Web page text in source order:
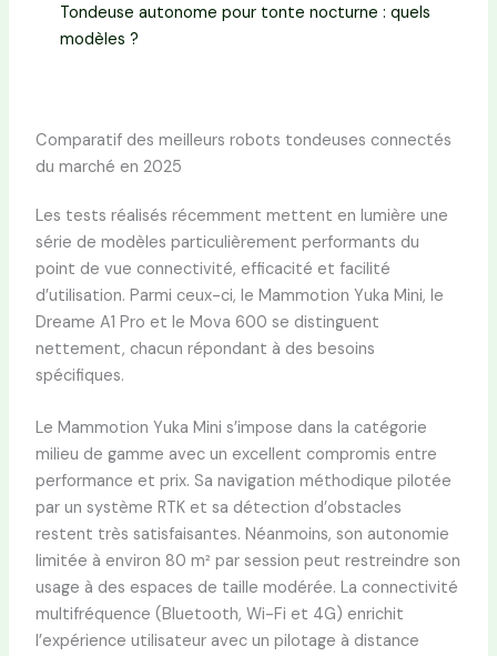
Tondeuse autonome pour tonte nocturne : quels
modèles ?
Comparatif des meilleurs robots tondeuses connectés
du marché en 2025
Les tests réalisés récemment mettent en lumière une
série de modèles particulièrement performants du
point de vue connectivité, efficacité et facilité
d’utilisation. Parmi ceux-ci, le Mammotion Yuka Mini, le
Dreame A1 Pro et le Mova 600 se distinguent
nettement, chacun répondant à des besoins
spécifiques.
Le Mammotion Yuka Mini s’impose dans la catégorie
milieu de gamme avec un excellent compromis entre
performance et prix. Sa navigation méthodique pilotée
par un système RTK et sa détection d’obstacles
restent très satisfaisantes. Néanmoins, son autonomie
limitée à environ 80 m² par session peut restreindre son
usage à des espaces de taille modérée. La connectivité
multifréquence (Bluetooth, Wi-Fi et 4G) enrichit
l’expérience utilisateur avec un pilotage à distance